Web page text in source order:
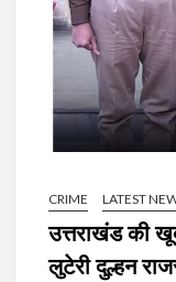
CRIME LATEST
उत्तराखंड की
लुटेरी दुल्हन